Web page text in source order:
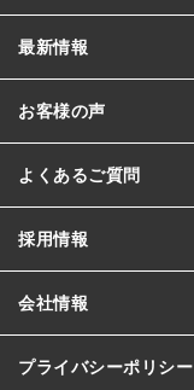
最新情報
お客様の声
よくあるご質問
採用情報
会社情報
プライバシーポリシー